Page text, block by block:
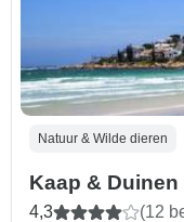
Natuur & Wilde dieren
Kaap &
4,3 (12